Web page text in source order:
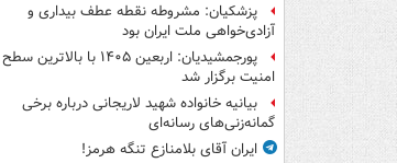
پزشکیان: مشروطه نقطه عطف بیداری و
آزادی‌خواهی ملت ایران بود
پورجمشیدیان: اربعین ۱۴۰۵ با بالاترین سطح
امنیت برگزار شد
بیانیه خانواده شهید لاریجانی درباره برخی
گمانه‌زنی‌های رسانه‌ای
ایران آقای بلامنازع تنگه هرمز!